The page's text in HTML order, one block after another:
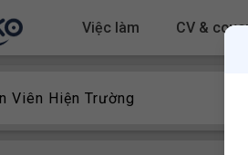
Việc làm CV &